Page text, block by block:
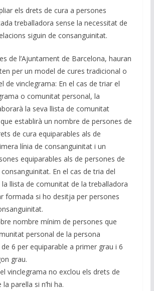
els drets de cura a persones
treballadora sense la necessitat de
siguin de consanguinitat.
de l’Ajuntament de Barcelona, hauran
per un model de cures tradicional o
de vinclegrama: En el cas de triar el
o comunitat personal, la
la seva llista de comunitat
establirà un nombre de persones de
de cura equiparables als de
línia de consanguinitat i un
equiparables als de persones de
En el cas de tria del
llista de comunitat de la treballadora
formada si ho desitja per persones
nombre mínim de persones que
personal de la persona
6 per equiparable a primer grau i 6
grau.
vinclegrama no exclou els drets de
parella si n’hi ha.